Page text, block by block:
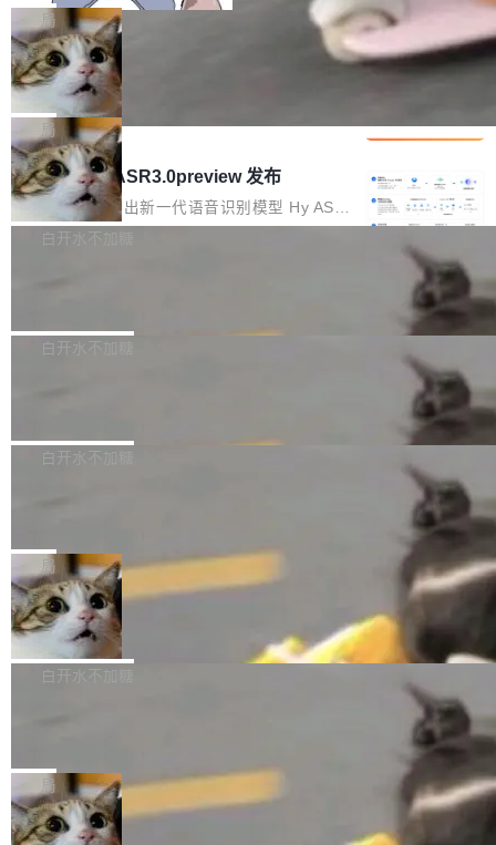
x / Harmony PC curl -fsSL https://solon.noea
r.org/solon...
不断累积，代码仓中的模块关系、接口契约、业
务逻辑等关键信息往往分散于数十乃至数百个文
件之中，形成高度复杂的知识关联网络。传统的
代码检索手段（如关键词匹配、目录遍历）仅能
在语法层面完成文本定位，难以触及代码的语义
内涵与结构关联，导致开发者使用代码智能体在
理解大规模代码仓时面临显著"代码仓理解"瓶
颈。 代码仓深度理解服务（以下简称" CodeBas
e深度理解服务"）是华为云码道（CodeA...
名90后算法工程师王某，为了给自己接的私活腾
服务器空间，删光了公司AI游戏部门的全部核心
数据。 王某2024年1月入职东城区某科技公司AI
短剧部门，有互联网大厂背景。在公司内部架构
调整期间，部门三次通知全员将数据从A集群迁
移到B集群，王某都回复了"收到"。 他没有迁移
数据。2024年9月3日下午4点，他使用此前登录
的账号密码进入A集群，输入了一条被程序员圈
称为"删库跑路"的命令——最高管理员权限、无
自研的多个文生3D和...
局
Cloudflare 分享推理优化实践：KV ca
che 量化 + 权重压缩，吞吐量提升 4
1%，成本降 30%
Kimi 和 GLM 是当前最强的大模型系列之一，但
它们有一个共同的问题：太吃显存了。月之暗面
的 Kimi K 系列和智谱的 GLM 都是长上下文、M
oE 架构的大模型，好用到让人上瘾，但 GPU 显
存永远不够用。 Cloudflare 的 Workers AI 团队
一直在跑这些模型的推理。他们在官方博客上发
整性保护。效果是：吞吐量提升 41%，每 token
局
腾讯混元 Hy ASR3.0preview 发布
腾讯混元正式推出新一代语音识别模型 Hy ASR
3.0preview。基于最新一代大语言模型 Hy3 的
让语音识别不再只是听清，而是真正听懂。通过
w 不要求标准普通话，方言识别覆盖粤语、吴语
白开水不加糖
新和少量网页兼容性修复版本。 Changes/fixe
容提供的字体时出现的几个问题 为避免音频加
质的最低采样率）的音频格式将被拒绝 修复了 C
SS 圆角虚线样式中可能存在的问题 如果表单中
的图像元素不在同一个子树中，则它们将不再关
联 加...
白开水不加糖
发布的 Release Notes，他利用 AI 工具（如 Co
最强的若干项。对于尚未正式发版的 PG 19，则
通过拉取过去一年内（从 PG 18 Beta1 时间点
至今）的所有 commit，同样交由 AI 分析提炼。
经过人工复核，准确度令人满意。这一方法也为
社区爱好者提供了高效跟踪新版本的思路。
白开水不加糖
维护工作一直与我的日常工作、家务、社交生活
和休闲娱乐竞争时间。" 这是 libexpat 维护者 S
ebastian Pipping 写在博客里的话。8 月 4 日，
他宣布了一个新消息：从 2026 年 8 月 1 日起，
他可以全职维护 libexpat 了，最长 6 个月。发
库之一。你的操作系统、浏览器、无数的基础设
施软件，很可能都在用它。而过去十年，维护它
的人一直在用业余...
局
Firefox 153.0.3 发布
Firefox 153.0.3 现已发布，具体更新内容如
下： New Smart Window 包含多项增强功能：
gi?id=2019042">Bug&nbsp;2019042</a>）</l
i> <li>现在，助手可以直接使用 Exa 的网络搜索
结果回答问题，而无需将问题转交给搜索引擎。
白开水不加糖
的 npm 包。项目的核心论点是：容器不适合 Ag
ent 计算。真正适合的，是 Isolate。 Cloudflare
工程师在这件事上没什么可谦虚的——他们用 W
局
OpenAI 公开邮件和聊天记录回应苹果